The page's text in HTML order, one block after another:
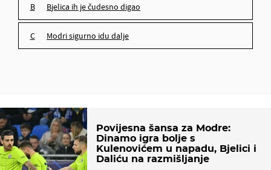
Bjelica ih je čudesno digao
Modri sigurno idu dalje
Povijesna šansa za Modre:
Dinamo igra bolje s
Kulenovićem u napadu, Bjelici i
Daliću na razmišljanje